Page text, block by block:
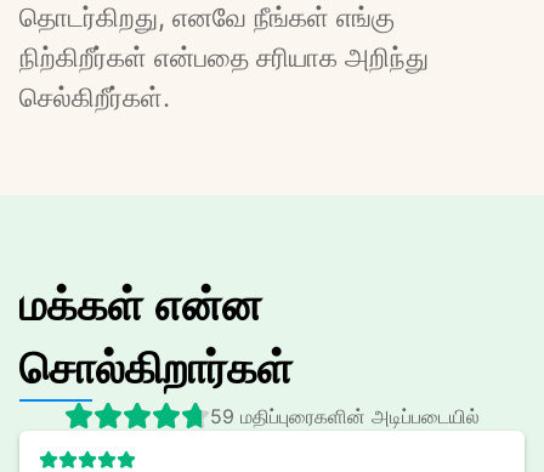
தொடர்கிறது, எனவே நீங்கள் எங்கு
நிற்கிறீர்கள் என்பதை சரியாக அறிந்து
செல்கிறீர்கள்.
மக்கள் என்ன
சொல்கிறார்கள்
59 மதிப்புரைகளின் அடிப்படையில்